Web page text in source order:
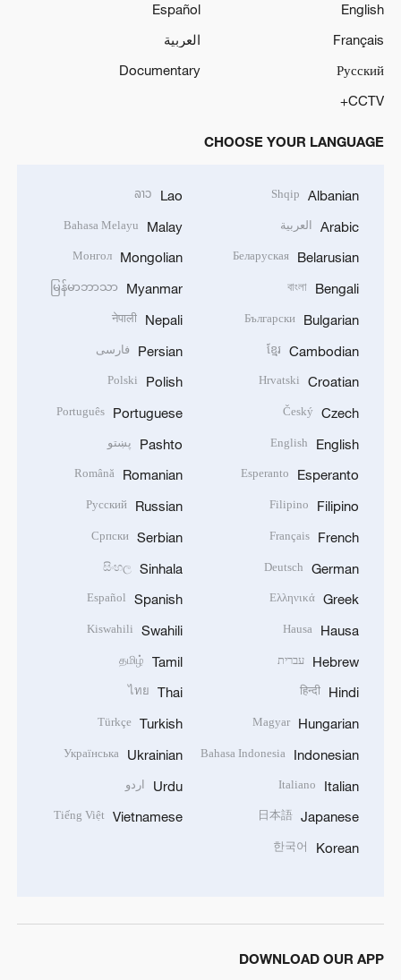
English
Español
Français
العربية
Русский
Documentary
CCTV+
CHOOSE YOUR LANGUAGE
Albanian
Shqip
Arabic العربية
Belarusian
Беларуская
Bengali
বাংলা
Bulgarian
Български
Cambodian
ខ្មែរ
Croatian
Hrvatski
Czech
Český
English
English
Esperanto
Esperanto
Filipino
Filipino
French
Français
German
Deutsch
Greek
Ελληνικά
Hausa
Hausa
Hebrew עברית
Hindi
हिन्दी
Hungarian
Magyar
Indonesian
Bahasa Indonesia
Italian
Italiano
Japanese
日本語
Korean
한국어
Lao
ລາວ
Malay
Bahasa Melayu
Mongolian
Монгол
Myanmar
မြန်မာဘာသာ
Nepali
नेपाली
Persian فارسی
Polish
Polski
Portuguese
Português
Pashto پښتو
Romanian
Română
Russian
Русский
Serbian
Српски
Sinhala
සිංහල
Spanish
Español
Swahili
Kiswahili
Tamil
தமிழ்
Thai
ไทย
Turkish
Türkçe
Ukrainian
Українська
Urdu اردو
Vietnamese
Tiếng Việt
DOWNLOAD OUR APP